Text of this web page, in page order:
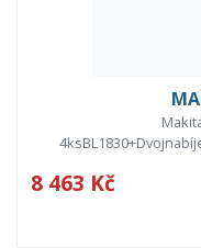
8 463 Kč